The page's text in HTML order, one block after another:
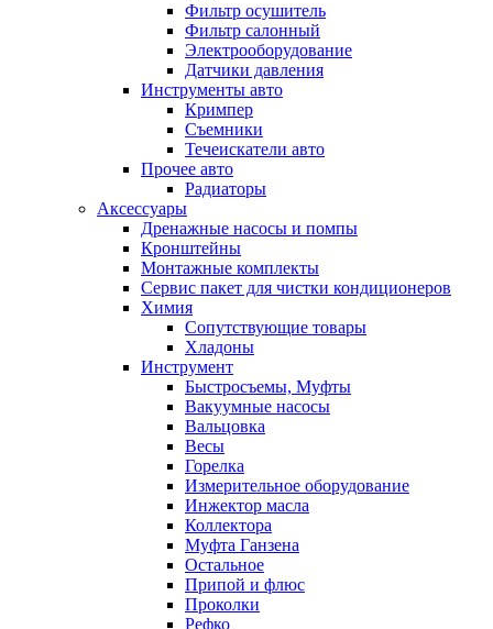
Фильтр осушитель
Фильтр салонный
Электрооборудование
Датчики давления
Инструменты авто
Кримпер
Съемники
Течеискатели авто
Прочее авто
Радиаторы
Аксессуары
Дренажные насосы и помпы
Кронштейны
Монтажные комплекты
Сервис пакет для чистки кондиционеров
Химия
Сопутствующие товары
Хладоны
Инструмент
Быстросъемы, Муфты
Вакуумные насосы
Вальцовка
Весы
Горелка
Измерительное оборудование
Инжектор масла
Коллектора
Муфта Ганзена
Остальное
Припой и флюс
Проколки
Рефко